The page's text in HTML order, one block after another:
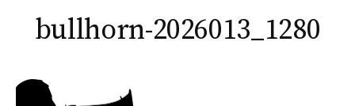
bullhorn-2026013_1280